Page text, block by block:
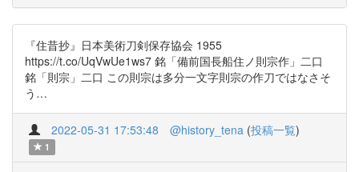
『住昔抄』日本美術刀剣保存協会 1955
https://t.co/UqVwUe1ws7 銘「備前国長船住ノ則宗作」二口
銘「則宗」二口 この則宗は多分一文字則宗の作刀ではなさそ
う…
2022-05-31 17:53:48 @history_tena (投稿一覧)
1